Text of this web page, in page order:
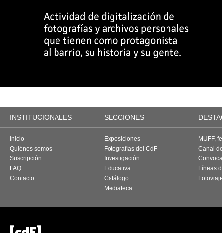
INSTITUCIONALES SECCIONES
Inicio
Quiénes somos
Suscripción
FAQ
Contacto
Exposiciones
Fotografías del CdF
Investigación
Educativa
Catálogo
Mediateca
MUFF,
Canal
Líneas